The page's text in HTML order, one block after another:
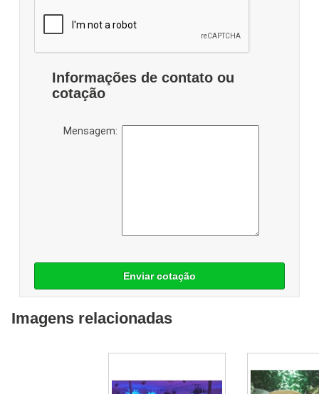
Informações de contato ou
cotação
Mensagem:
Enviar cotação
Imagens relacionadas